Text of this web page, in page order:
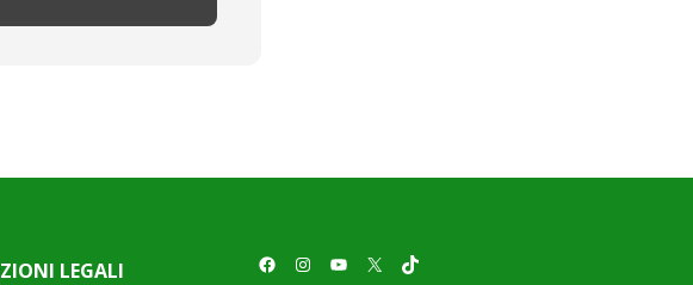
LEGALI Facebook
Instagram
YouTube
X TikTok